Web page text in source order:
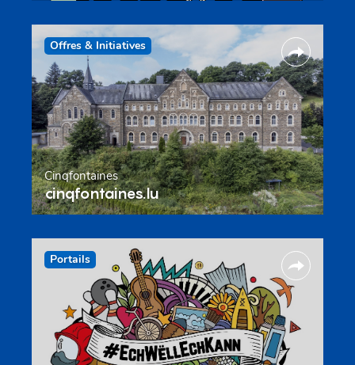
Offres & Initiatives
Cinqfontaines
cinqfontaines.lu
Portails